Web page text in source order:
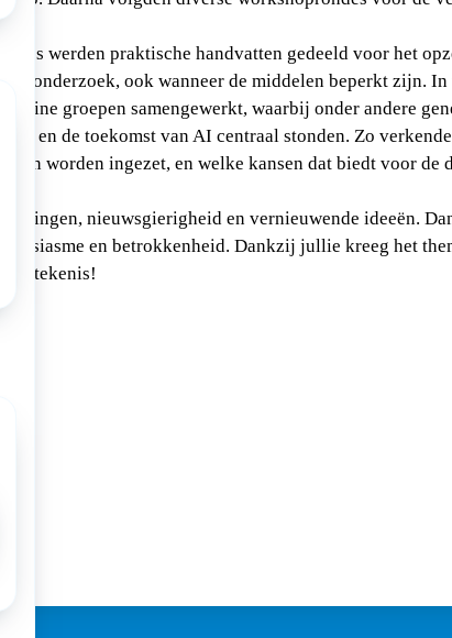
werden praktische handvatten gedeeld voor het
onderzoek, ook wanneer de middelen beperkt zijn.
kleine groepen samengewerkt, waarbij onder andere
en de toekomst van AI centraal stonden. Zo
kan worden ingezet, en welke kansen dat biedt voor de
nieuwsgierigheid en vernieuwende ideeën.
en betrokkenheid. Dankzij jullie kreeg het
betekenis!